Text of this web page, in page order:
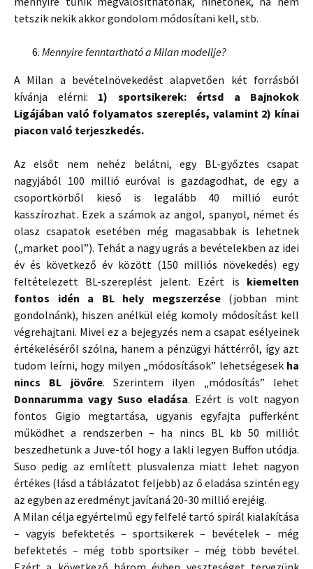
tetszik nekik akkor gondolom módosítani kell, stb.
Mennyire fenntartható a Milan modellje?
A Milan a bevételnövekedést alapvetően két forrásból
kívánja elérni: 1) sportsikerek: értsd a Bajnokok
Ligájában való folyamatos szereplés, valamint 2) kínai
piacon való terjeszkedés.
Az elsőt nem nehéz belátni, egy BL-győztes csapat
nagyjából 100 millió euróval is gazdagodhat, de egy a
csoportkörből kieső is legalább 40 millió eurót
kasszírozhat. Ezek a számok az angol, spanyol, német és
olasz csapatok esetében még magasabbak is lehetnek
(„market pool”). Tehát a nagy ugrás a bevételekben az idei
év és következő év között (150 milliós növekedés) egy
feltételezett BL-szereplést jelent. Ezért is kiemelten
fontos idén a BL hely megszerzése(jobban mint
gondolnánk), hiszen anélkül elég komoly módosítást kell
végrehajtani. Mivel ez a bejegyzés nem a csapat esélyeinek
értékeléséről szólna, hanem a pénzügyi háttérről, így azt
tudom leírni, hogy milyen „módosítások” lehetségesek ha
nincs BL jövőre. Szerintem ilyen „módosítás” lehet
Donnarumma vagy Suso eladása. Ezért is volt nagyon
fontos Gigio megtartása, ugyanis egyfajta pufferként
működhet a rendszerben – ha nincs BL kb 50 milliót
beszedhetünk a Juve-tól hogy a lakli legyen Buffon utódja.
Suso pedig az említett plusvalenza miatt lehet nagyon
értékes (lásd a táblázatot feljebb) az ő eladása szintén egy
az egyben az eredményt javítaná 20-30 millió erejéig.
A Milan célja egyértelmű egy felfelé tartó spirál kialakítása
– vagyis befektetés – sportsikerek – bevételek – még
befektetés – még több sportsiker – még több bevétel.